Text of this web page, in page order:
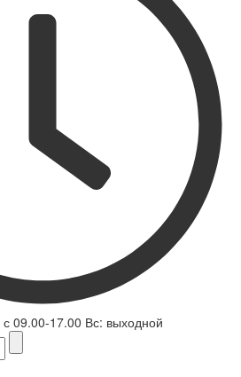
09.00-17.00 Вс: выходной